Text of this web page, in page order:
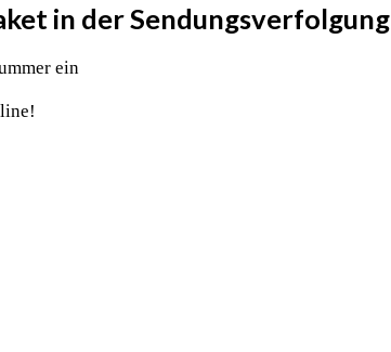
in der Sendungsverfolgung
ein